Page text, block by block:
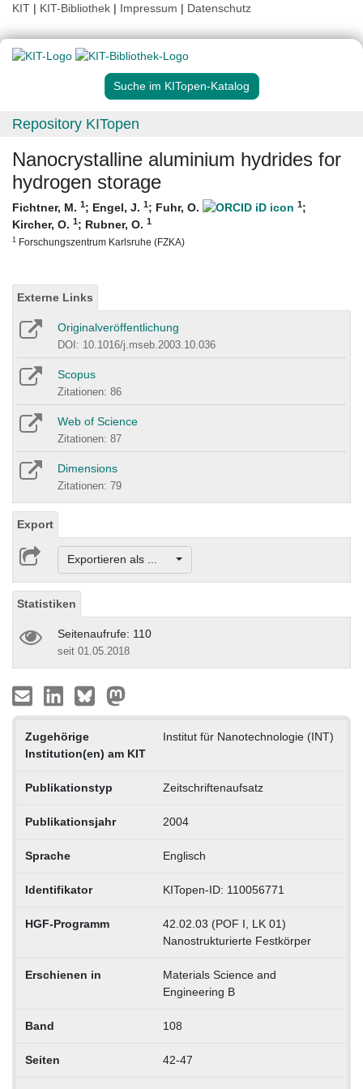
KIT | KIT-Bibliothek | Impressum | Datenschutz
Suche im KITopen-Katalog
Repository KITopen
Nanocrystalline aluminium hydrides for
hydrogen storage
Fichtner, M. 1; Engel, J. 1; Fuhr, O. 1;
Kircher, O. 1; Rubner, O. 1
1 Forschungszentrum Karlsruhe (FZKA)
Externe Links
Originalveröffentlichung
DOI: 10.1016/j.mseb.2003.10.036
Scopus
Zitationen: 86
Web of Science
Zitationen: 87
Dimensions
Zitationen: 79
Export
Exportieren als ...
Statistiken
Seitenaufrufe: 110
seit 01.05.2018
Zugehörige
Institution(en) am KIT
Institut für Nanotechnologie (INT)
Publikationstyp Zeitschriftenaufsatz
Publikationsjahr 2004
Sprache Englisch
Identifikator KITopen-ID: 110056771
HGF-Programm
42.02.03 (POF I, LK 01)
Nanostrukturierte Festkörper
Erschienen in
Materials Science and
Engineering B
Band 108
Seiten 42-47